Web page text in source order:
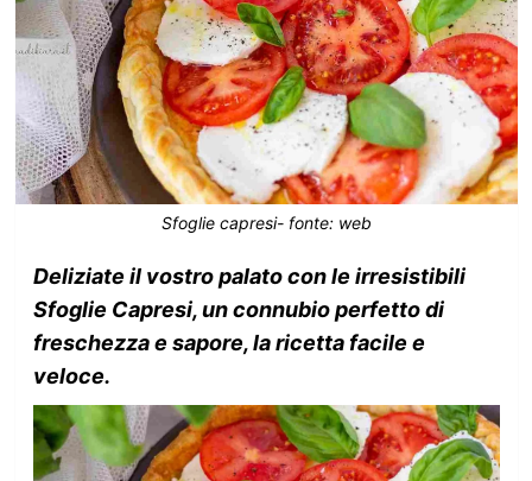
Sfoglie capresi- fonte: web
Deliziate il vostro palato con le irresistibili
Sfoglie Capresi, un connubio perfetto di
freschezza e sapore, la ricetta facile e
veloce.